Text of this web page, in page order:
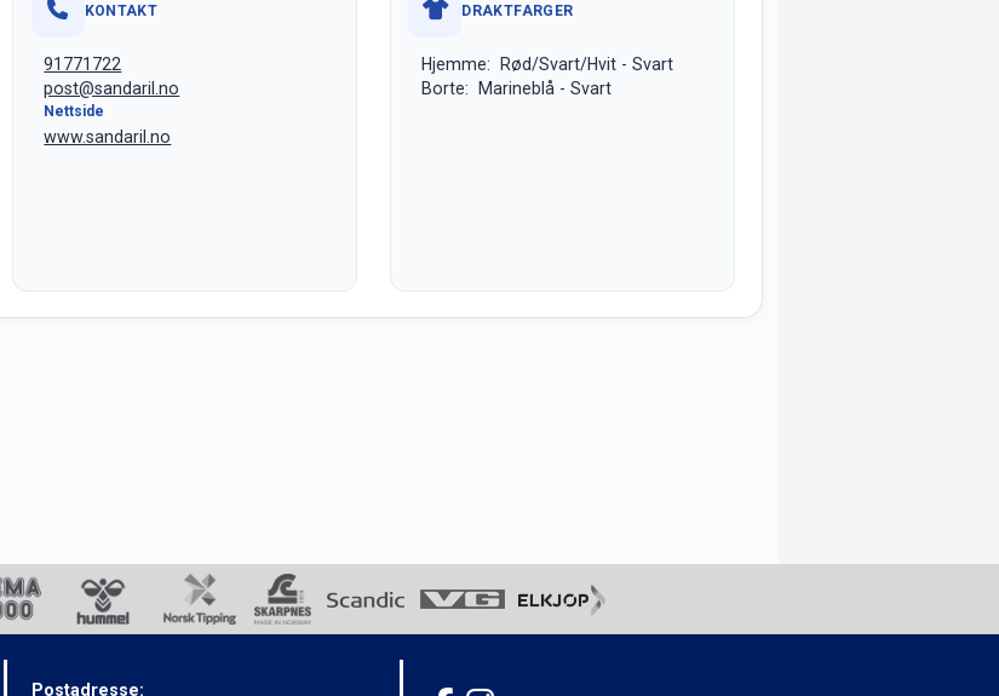
KONTAKT
91771722
post@sandaril.no
Nettside
www.sandaril.no
DRAKTFARGER
Hjemme: Rød/Svart/Hvit - Svart
Borte: Marineblå - Svart
Postadresse: